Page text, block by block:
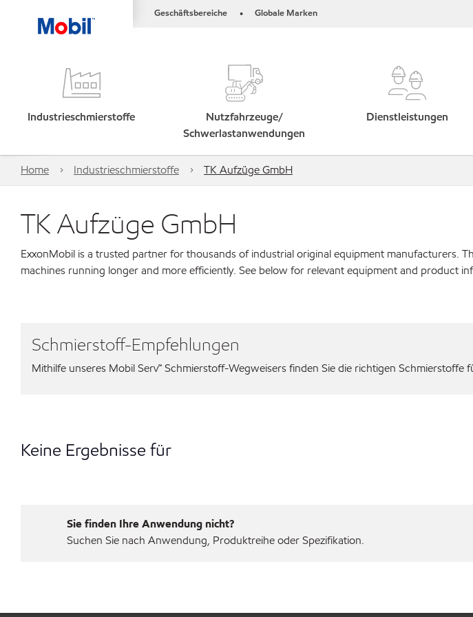
Geschäftsbereiche • Globale Marken
Industrieschmierstoffe
Nutzfahrzeuge/
Schwerlastanwendungen
Dienstleistungen
Home Industrieschmierstoffe TK Aufzüge GmbH
TK Aufzüge GmbH
ExxonMobil is a trusted partner for thousands of industrial original equipment manufacturers.
machines running longer and more efficiently. See below for relevant equipment and product
Schmierstoff-Empfehlungen
Mithilfe unseres Mobil Serv℠ Schmierstoff-Wegweisers finden Sie die richtigen Schmierstoffe
Keine Ergebnisse für
Sie finden Ihre Anwendung nicht?
Suchen Sie nach Anwendung, Produktreihe oder Spezifikation.